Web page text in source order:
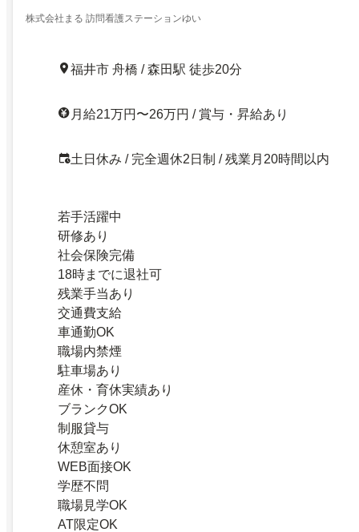
株式会社まる 訪問看護ステーションゆい
福井市 舟橋 / 森田駅 徒歩20分
月給21万円〜26万円 / 賞与・昇給あり
土日休み / 完全週休2日制 / 残業月20時間以内
若手活躍中
研修あり
社会保険完備
18時までに退社可
残業手当あり
交通費支給
車通勤OK
職場内禁煙
駐車場あり
産休・育休実績あり
ブランクOK
制服貸与
休憩室あり
WEB面接OK
学歴不問
職場見学OK
AT限定OK